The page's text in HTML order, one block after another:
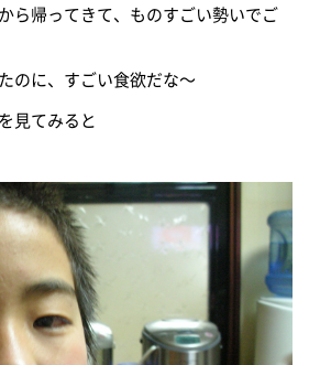
ら帰ってきて、ものすごい勢いでご
のに、すごい食欲だな～
見てみると